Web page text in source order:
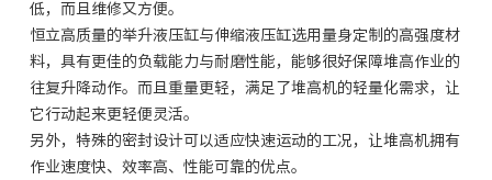
低，而且维修又方便。
恒立高质量的举升液压缸与伸缩液压缸选用量身定制的高强度材
料，具有更佳的负载能力与耐磨性能，能够很好保障堆高作业的
往复升降动作。而且重量更轻，满足了堆高机的轻量化需求，让
它行动起来更轻便灵活。
另外，特殊的密封设计可以适应快速运动的工况，让堆高机拥有
作业速度快、效率高、性能可靠的优点。